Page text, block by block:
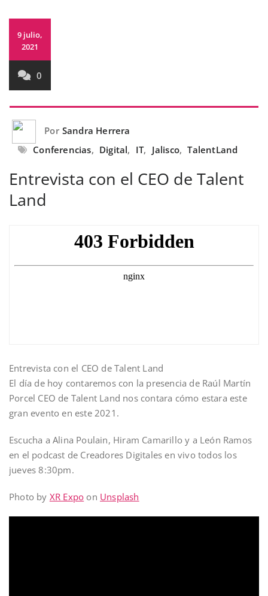
9 julio,
2021
0
Por Sandra Herrera
Conferencias, Digital, IT, Jalisco, TalentLand
Entrevista con el CEO de Talent
Land
Entrevista con el CEO de Talent Land
El día de hoy contaremos con la presencia de Raúl Martín
Porcel CEO de Talent Land nos contara cómo estara este
gran evento en este 2021.
Escucha a Alina Poulain, Hiram Camarillo y a León Ramos
en el podcast de Creadores Digitales en vivo todos los
jueves 8:30pm.
Photo by XR Expo on Unsplash